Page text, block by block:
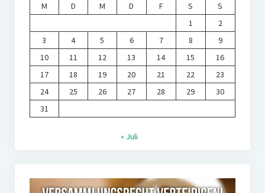
M
D M D F S
S
1
2
3
4 5 6 7 8
9
10
11 12 13 14 15
16
17
18 19 20 21 22
23
24
25 26 27 28 29
30
31
« Juli